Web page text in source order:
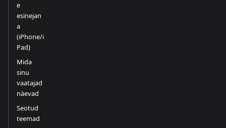
e
esinejan
a
(iPhone/i
Pad)
Mida
sinu
vaatajad
näevad
Seotud
teemad